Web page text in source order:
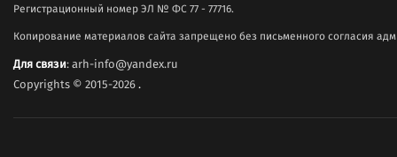
Регистрационный номер ЭЛ № ФС 77 - 77716.
Копирование материалов сайта запрещено без письменного согласия
Для связи: arh-info@yandex.ru
Copyrights © 2015-2026.